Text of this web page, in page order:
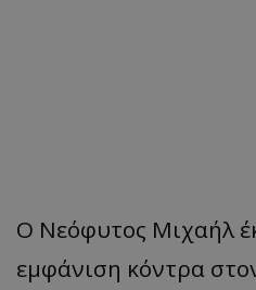
Ο Νεόφυτος Μιχαήλ
εμφάνιση κόντρα